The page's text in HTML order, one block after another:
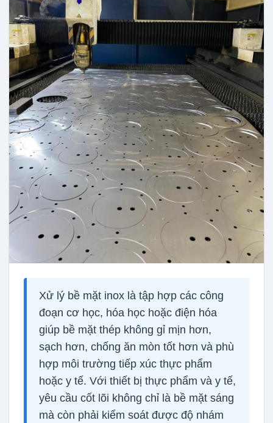
Xử lý bề mặt inox là tập hợp các công
đoạn cơ học, hóa học hoặc điện hóa
giúp bề mặt thép không gỉ mịn hơn,
sạch hơn, chống ăn mòn tốt hơn và phù
hợp môi trường tiếp xúc thực phẩm
hoặc y tế. Với thiết bị thực phẩm và y tế,
yêu cầu cốt lõi không chỉ là bề mặt sáng
mà còn phải kiểm soát được độ nhám